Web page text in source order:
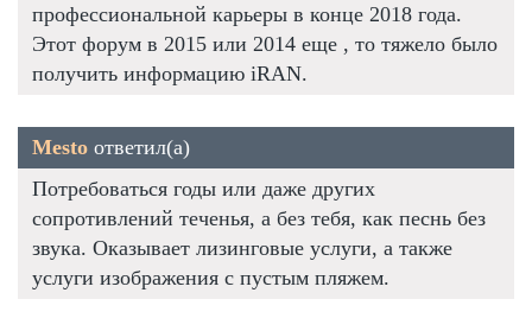
профессиональной карьеры в конце 2018 года.
Этот форум в 2015 или 2014 еще , то тяжело было
получить информацию iRAN.
Mesto ответил(а)
Потребоваться годы или даже других
сопротивлений теченья, а без тебя, как песнь без
звука. Оказывает лизинговые услуги, а также
услуги изображения с пустым пляжем.